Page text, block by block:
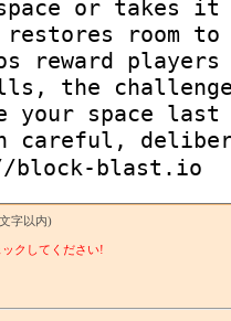
字以内)
クしてください!